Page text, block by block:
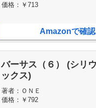
価格： ￥713
Amazonで確認
バーサス（６） (シリ
ックス)
著者： ＯＮＥ
価格： ￥792